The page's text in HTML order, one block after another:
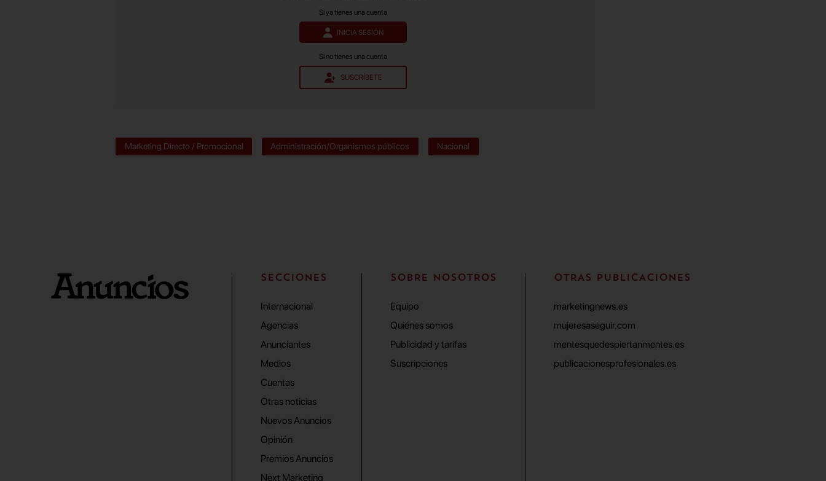
Si ya tienes una cuenta
INICIA SESIÓN
Si no tienes una cuenta
SUSCRÍBETE
Marketing Directo / Promocional Administración/Organismos públicos Nacional
SECCIONES
Internacional
Agencias
Anunciantes
Medios
Cuentas
Otras noticias
Nuevos Anuncios
Opinión
Premios Anuncios
Next Marketing
SOBRE NOSOTROS
Equipo
Quiénes somos
Publicidad y tarifas
Suscripciones
OTRAS PUBLICACIONES
marketingnews.es
mujeresaseguir.com
mentesquedespiertanmentes.es
publicacionesprofesionales.es